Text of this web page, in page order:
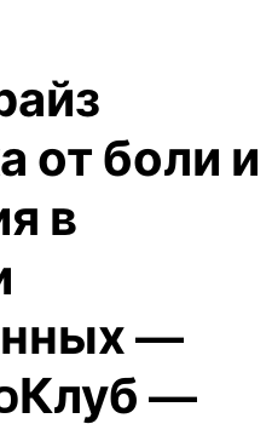
от боли и
в
—
—